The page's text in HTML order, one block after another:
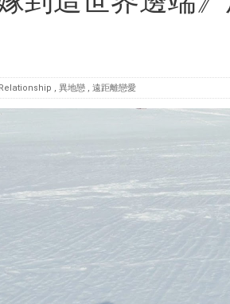
Relationship 異地戀 遠距離戀愛